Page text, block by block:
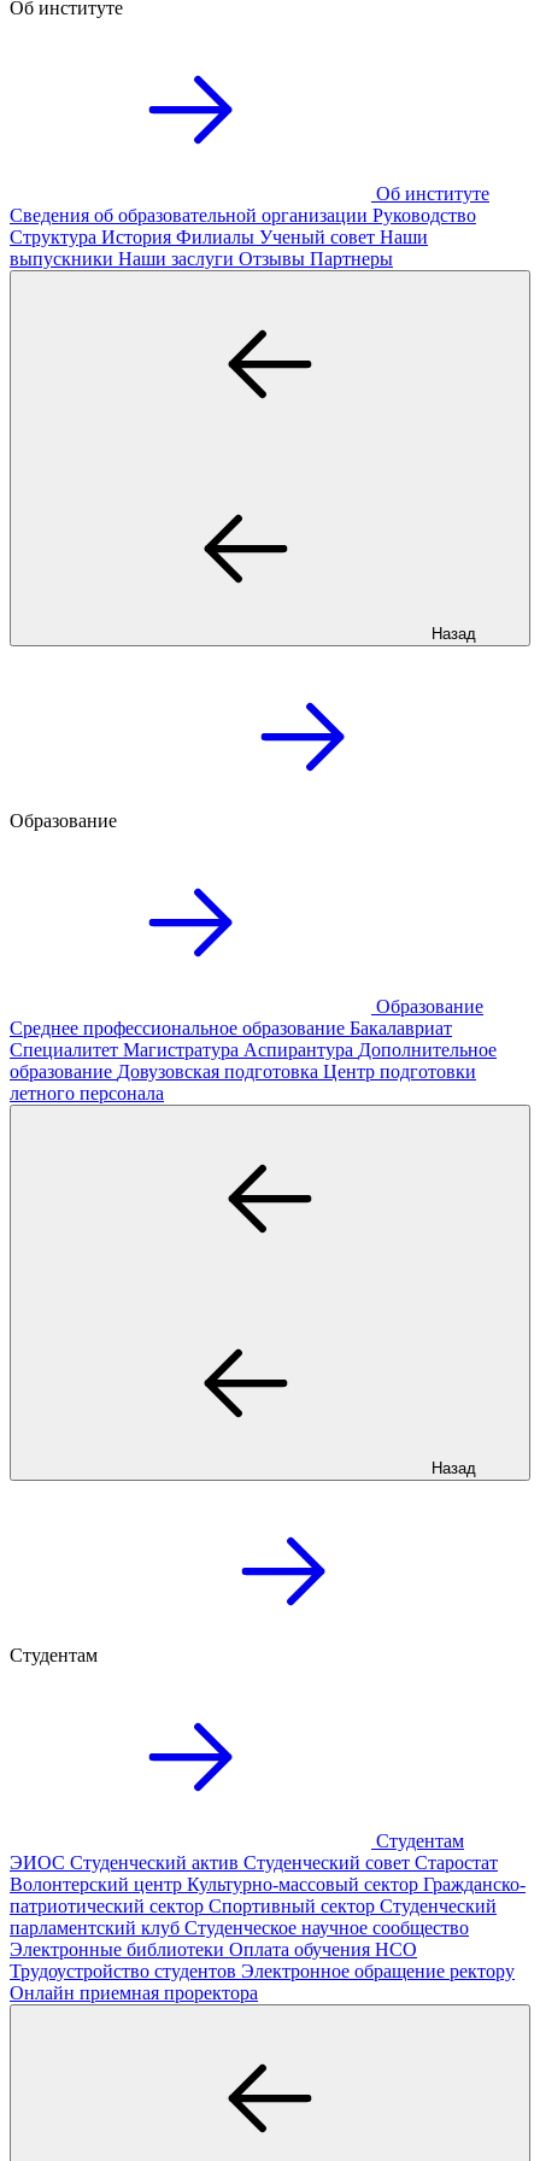
Об институте
Об институте
Сведения об образовательной организации Руководство
Структура История Филиалы Ученый совет Наши
выпускники Наши заслуги Отзывы Партнеры
Назад
Образование
Образование
Среднее профессиональное образование Бакалавриат
Специалитет Магистратура Аспирантура Дополнительное
образование Довузовская подготовка Центр подготовки
летного персонала
Назад
Студентам
Студентам
ЭИОС Студенческий актив Студенческий совет Старостат
Волонтерский центр Культурно-массовый сектор Гражданско-
патриотический сектор Спортивный сектор Студенческий
парламентский клуб Студенческое научное сообщество
Электронные библиотеки Оплата обучения НСО
Трудоустройство студентов Электронное обращение ректору
Онлайн приемная проректора